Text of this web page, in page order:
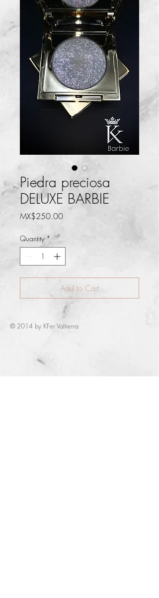
Piedra preciosa
DELUXE BARBIE
MX$250.00Price
Quantity *
Add to Cart
© 2014 by KFer Valtierra